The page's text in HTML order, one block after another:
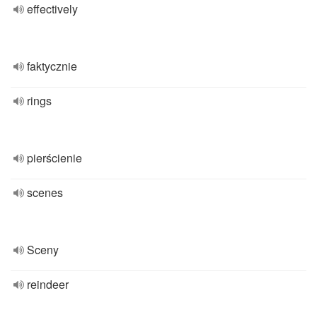
effectively
faktycznie
rings
pierścienie
scenes
Sceny
reindeer